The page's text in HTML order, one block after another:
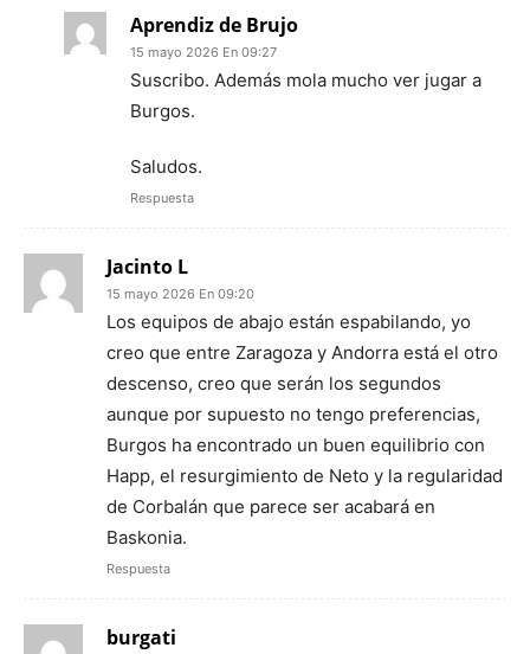
Aprendiz de Brujo
15 mayo 2026 En 09:27
Suscribo. Además mola mucho ver jugar a
Burgos.
Saludos.
Respuesta
Jacinto L
15 mayo 2026 En 09:20
Los equipos de abajo están espabilando, yo
creo que entre Zaragoza y Andorra está el otro
descenso, creo que serán los segundos
aunque por supuesto no tengo preferencias,
Burgos ha encontrado un buen equilibrio con
Happ, el resurgimiento de Neto y la regularidad
de Corbalán que parece ser acabará en
Baskonia.
Respuesta
burgati